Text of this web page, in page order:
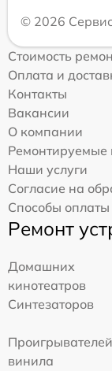
© 2026
Стоимость
Оплата и
Контакты
Вакансии
О компании
Ремонтируемые
Наши услуги
Согласие на
Способы оплаты
Ремонт
Домашних
кинотеатров
Синтезаторов
Проигрывателей
винила